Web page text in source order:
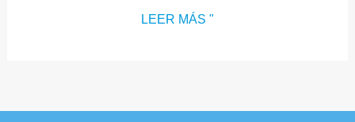
LEER MÁS "